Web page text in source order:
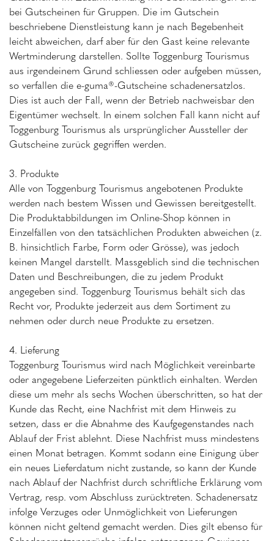
bei Gutscheinen für Gruppen. Die im Gutschein
beschriebene Dienstleistung kann je nach Begebenheit
leicht abweichen, darf aber für den Gast keine relevante
Wertminderung darstellen. Sollte Toggenburg Tourismus
aus irgendeinem Grund schliessen oder aufgeben müssen,
so verfallen die e-guma®-Gutscheine schadenersatzlos.
Dies ist auch der Fall, wenn der Betrieb nachweisbar den
Eigentümer wechselt. In einem solchen Fall kann nicht auf
Toggenburg Tourismus als ursprünglicher Aussteller der
Gutscheine zurück gegriffen werden.
3. Produkte
Alle von Toggenburg Tourismus angebotenen Produkte
werden nach bestem Wissen und Gewissen bereitgestellt.
Die Produktabbildungen im Online-Shop können in
Einzelfällen von den tatsächlichen Produkten abweichen (z.
B. hinsichtlich Farbe, Form oder Grösse), was jedoch
keinen Mangel darstellt. Massgeblich sind die technischen
Daten und Beschreibungen, die zu jedem Produkt
angegeben sind. Toggenburg Tourismus behält sich das
Recht vor, Produkte jederzeit aus dem Sortiment zu
nehmen oder durch neue Produkte zu ersetzen.
4. Lieferung
Toggenburg Tourismus wird nach Möglichkeit vereinbarte
oder angegebene Lieferzeiten pünktlich einhalten. Werden
diese um mehr als sechs Wochen überschritten, so hat der
Kunde das Recht, eine Nachfrist mit dem Hinweis zu
setzen, dass er die Abnahme des Kaufgegenstandes nach
Ablauf der Frist ablehnt. Diese Nachfrist muss mindestens
einen Monat betragen. Kommt sodann eine Einigung über
ein neues Lieferdatum nicht zustande, so kann der Kunde
nach Ablauf der Nachfrist durch schriftliche Erklärung vom
Vertrag, resp. vom Abschluss zurücktreten. Schadenersatz
infolge Verzuges oder Unmöglichkeit von Lieferungen
können nicht geltend gemacht werden. Dies gilt ebenso für